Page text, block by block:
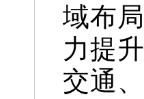
域布
力提
交通